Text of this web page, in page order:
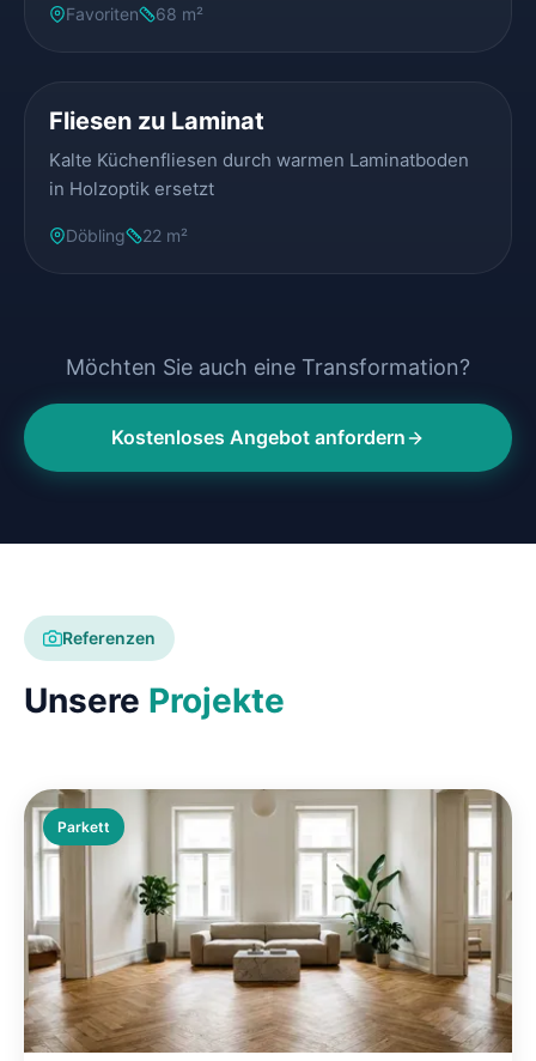
Favoriten 68 m²
Fliesen zu Laminat
Kalte Küchenfliesen durch warmen Laminatboden
in Holzoptik ersetzt
Döbling 22 m²
Möchten Sie auch eine Transformation?
Kostenloses Angebot anfordern
Referenzen
Unsere Projekte
Parkett